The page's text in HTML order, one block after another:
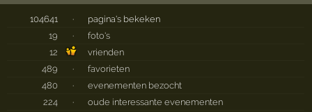
104641 ·
pagina's bekeken
19
·
foto's
12
vrienden
489
·
favorieten
480
·
evenementen bezocht
224
·
oude interessante evenementen